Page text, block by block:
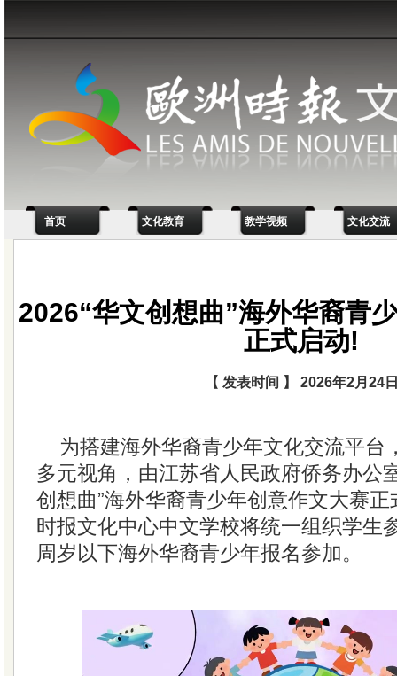
首页 文化教育 教学视频 文化交流
2026“华文创想曲”海外华裔青
正式启动!
【 发表时间 】 2026年2月24
为搭建海外华裔青少年文化交流平台
多元视角，由江苏省人民政府侨务办公
创想曲”海外华裔青少年创意作文大赛
时报文化中心中文学校将统一组织学生
周岁以下海外华裔青少年报名参加。